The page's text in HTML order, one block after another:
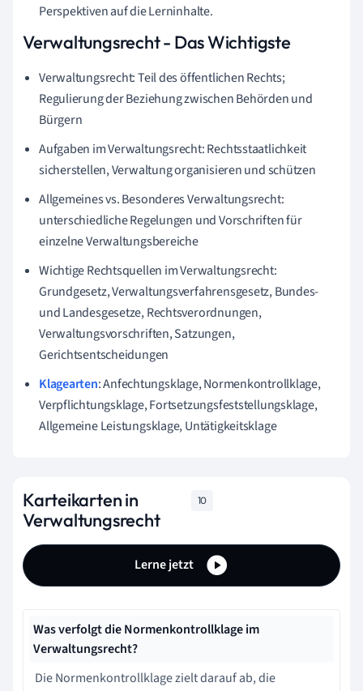
Perspektiven auf die Lerninhalte.
Verwaltungsrecht - Das Wichtigste
Verwaltungsrecht: Teil des öffentlichen Rechts;
Regulierung der Beziehung zwischen Behörden und
Bürgern
Aufgaben im Verwaltungsrecht: Rechtsstaatlichkeit
sicherstellen, Verwaltung organisieren und schützen
Allgemeines vs. Besonderes Verwaltungsrecht:
unterschiedliche Regelungen und Vorschriften für
einzelne Verwaltungsbereiche
Wichtige Rechtsquellen im Verwaltungsrecht:
Grundgesetz, Verwaltungsverfahrensgesetz, Bundes-
und Landesgesetze, Rechtsverordnungen,
Verwaltungsvorschriften, Satzungen,
Gerichtsentscheidungen
Klagearten: Anfechtungsklage, Normenkontrollklage,
Verpflichtungsklage, Fortsetzungsfeststellungsklage,
Allgemeine Leistungsklage, Untätigkeitsklage
Karteikarten in
Verwaltungsrecht
10
Lerne jetzt
Was verfolgt die Normenkontrollklage im
Verwaltungsrecht?
Die Normenkontrollklage zielt darauf ab, die